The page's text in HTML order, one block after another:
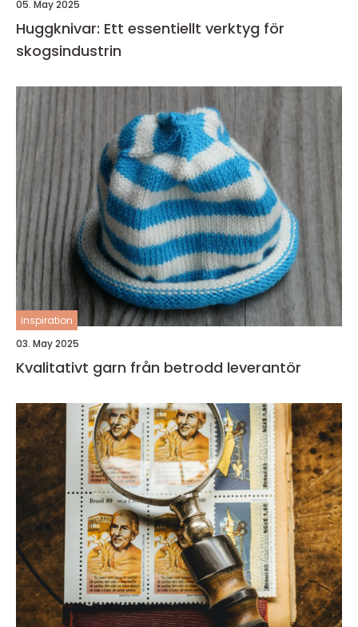
05. May 2025
Huggknivar: Ett essentiellt verktyg för
skogsindustrin
inspiration
03. May 2025
Kvalitativt garn från betrodd leverantör